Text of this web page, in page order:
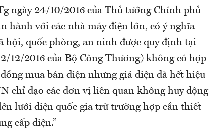
ngày 24/10/2016 của Thủ tướng Chính phủ
hành với các nhà máy điện lớn, có ý nghĩa
hội, quốc phòng, an ninh được quy định tại
12/2016 của Bộ Công Thương) không có hợp
mua bán điện nhưng giá điện đã hết hiệu
chỉ đạo các đơn vị liên quan không huy động
lưới điện quốc gia trừ trường hợp cần thiết
cấp điện.”